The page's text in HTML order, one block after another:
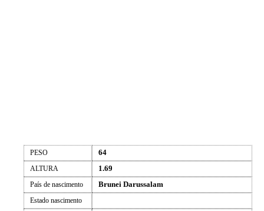
PESO 64
ALTURA 1.69
País de nascimento Brunei Darussalam
Estado nascimento